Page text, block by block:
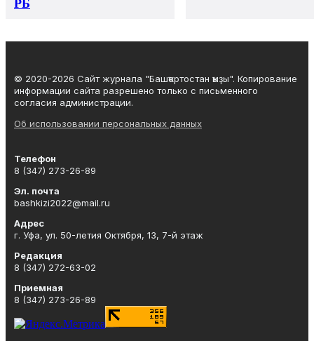
РБ
© 2020-2026 Сайт журнала "Башҡортостан ҡыҙы". Копирование
информации сайта разрешено только с письменного
согласия администрации.
Об использовании персональных данных
Телефон
8 (347) 273-26-89
Эл. почта
bashkizi2022@mail.ru
Адрес
г. Уфа, ул. 50-летия Октября, 13, 7-й этаж
Редакция
8 (347) 272-63-02
Приемная
8 (347) 273-26-89